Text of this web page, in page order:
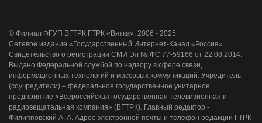
© Филиал ФГУП ВГТРК ГТРК «Вятка», 2006 - 2025
Сетевое издание «Государственный Интернет-Канал «Россия».
Свидетельство о регистрации СМИ Эл № ФС 77-59166 от 22.08.2014.
Выдано Федеральной службой по надзору в сфере связи,
информационных технологий и массовых коммуникаций. Учредитель
(соучредители) – федеральное государственное унитарное
предприятие «Всероссийская государственная телевизионная и
радиовещательная компания» (ВГТРК). Главный редактор -
Филипповский А. А. Адрес электронной почты и телефон редакции ГТРК